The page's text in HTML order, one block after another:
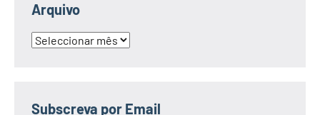
Arquivo
Arquivo
Subscreva por Email